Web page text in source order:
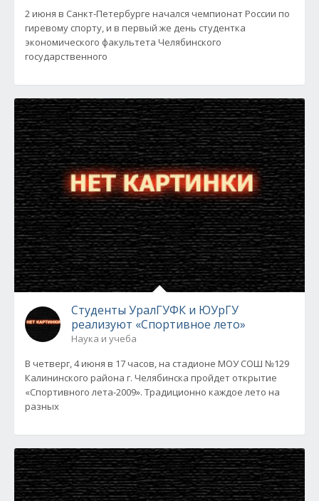
2 июня в Санкт-Петербурге начался чемпионат России по
гиревому спорту, и в первый же день студентка
экономического факультета Челябинского
государственного
Студенты УралГУФК и ЮУрГУ
реализуют «Спортивное лето»
Наука и учеба
В четверг, 4 июня в 17 часов, на стадионе МОУ СОШ №129
Калининского района г. Челябинска пройдет открытие
«Спортивного лета-2009». Традиционно каждое лето на
разных